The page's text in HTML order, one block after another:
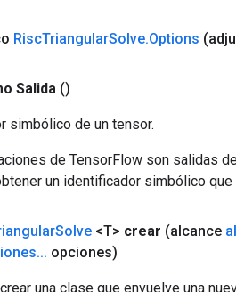
RiscTriangularSolve.Options
Salida ()
simbólico de un tensor.
de TensorFlow son salidas
un identificador simbólico
Solve <T> crear (alcance
... opciones)
una clase que envuelve una